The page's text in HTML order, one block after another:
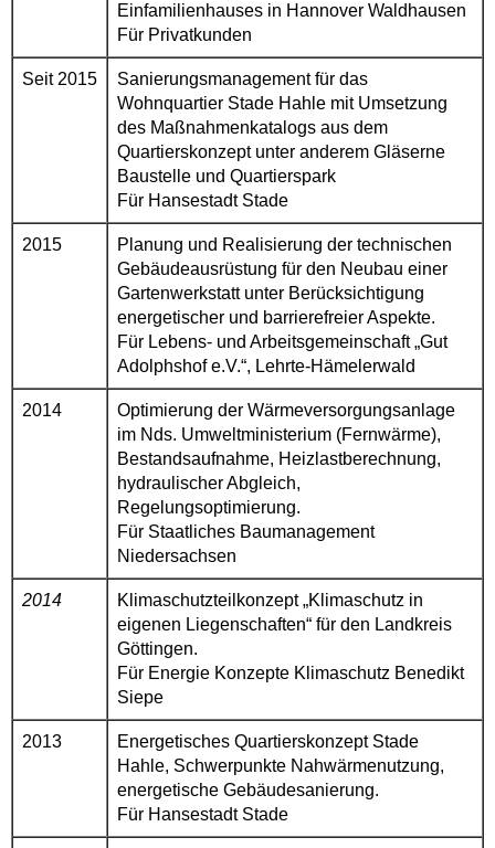
Einfamilienhauses in Hannover Waldhausen
Für Privatkunden
Seit 2015
Sanierungsmanagement für das
Wohnquartier Stade Hahle mit Umsetzung
des Maßnahmenkatalogs aus dem
Quartierskonzept unter anderem Gläserne
Baustelle und Quartierspark
Für Hansestadt Stade
2015
Planung und Realisierung der technischen
Gebäudeausrüstung für den Neubau einer
Gartenwerkstatt unter Berücksichtigung
energetischer und barrierefreier Aspekte.
Für Lebens- und Arbeitsgemeinschaft „Gut
Adolphshof e.V.“, Lehrte-Hämelerwald
2014
Optimierung der Wärmeversorgungsanlage
im Nds. Umweltministerium (Fernwärme),
Bestandsaufnahme, Heizlastberechnung,
hydraulischer Abgleich,
Regelungsoptimierung.
Für Staatliches Baumanagement
Niedersachsen
2014
Klimaschutzteilkonzept „Klimaschutz in
eigenen Liegenschaften“ für den Landkreis
Göttingen.
Für Energie Konzepte Klimaschutz Benedikt
Siepe
2013
Energetisches Quartierskonzept Stade
Hahle, Schwerpunkte Nahwärmenutzung,
energetische Gebäudesanierung.
Für Hansestadt Stade